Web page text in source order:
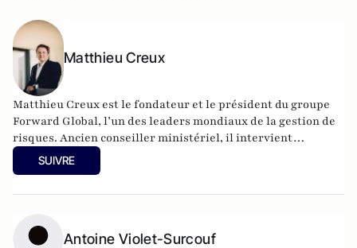
Matthieu Creux
Matthieu Creux est le fondateur et le président du groupe
Forward Global, l’un des leaders mondiaux de la gestion de
risques. Ancien conseiller ministériel, il intervient
aujourd’hui sur des problématiques de gestion de l’hostilité
et de lutte contre la criminalité. Il est l’auteur des
SUIVRE
Antoine Violet-Surcouf